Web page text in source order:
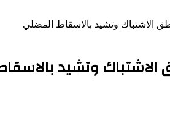
الاشتباك وتشيد بالاسقاط المضلي
الاشتباك وتشيد